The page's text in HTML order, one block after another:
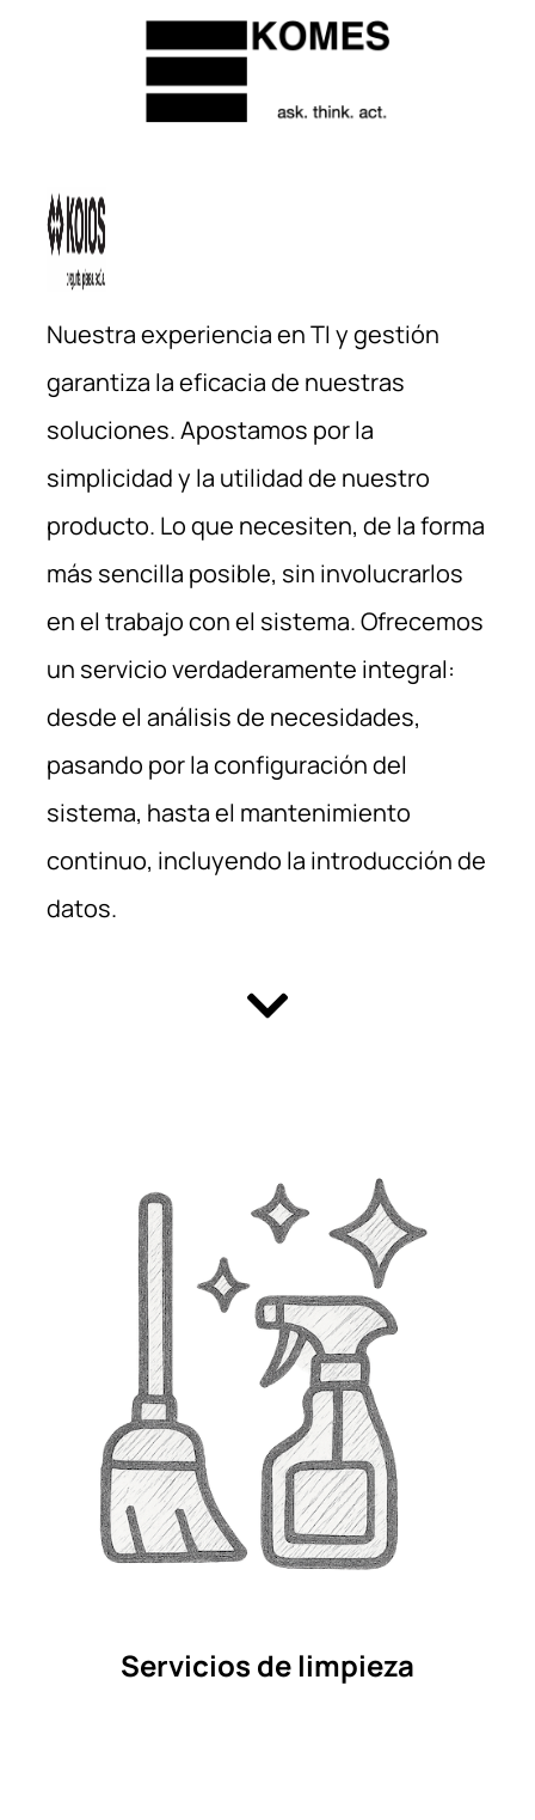
Nuestra experiencia en TI y gestión
garantiza la eficacia de nuestras
soluciones. Apostamos por la
simplicidad y la utilidad de nuestro
producto. Lo que necesiten, de la forma
más sencilla posible, sin involucrarlos
en el trabajo con el sistema. Ofrecemos
un servicio verdaderamente integral:
desde el análisis de necesidades,
pasando por la configuración del
sistema, hasta el mantenimiento
continuo, incluyendo la introducción de
datos.
Servicios de limpieza